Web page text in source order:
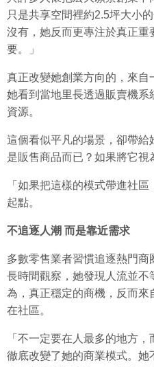
只是共享空間裡約2.5坪大小
沒有，她反而更專注於真正
要。」
真正改變她創業方向的，來自
她看到當地里長透過販賣機
資源。
這個看似平凡的場景，卻帶給
是販售商品而已？如果將它視
「如果把這樣的模式帶進社
起點。
不追逐人潮 而是靠近需求
多數零售業者習慣追逐熱門
長時間觀察，她發現人流並
為，真正穩定的商機，反而
在社區。
「不一定要在人最多的地方
徹底改變了她的商業模式。